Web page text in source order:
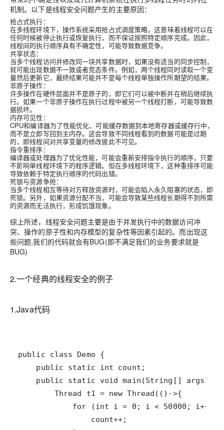
机制。以下是线程安全问题产生的主要原因：
抢占式执行：
在多线程环境下，操作系统采用抢占式调度策略，这意味着线程可以在
任何时候被停止执行或恢复执行，而不保证按照特定顺序完成。因此，
线程间的执行顺序具有不确定性，可能导致数据竞争。
共享状态：
当多个线程访问并修改同一块共享数据时，如果没有适当的同步控制，
就可能出现数据不一致或者竞态条件。例如，两个线程同时读取一个变
量然后更新它，最终结果可能并不是每个线程单独操作所期望的结果。
非原子操作：
许多操作在硬件层面并不是原子的，即它们可以被中断并在稍后继续执
行。如果一个非原子操作在执行过程中被另一个线程打断，可能导致数
据损坏。
内存可见性 ：
CPU和编译器为了性能优化，可能缓存数据到本地寄存器或缓存行中，
而不是立即写回到主内存。这会导致不同线程看到的数据可能是过期
的，即线程间对共享变量的修改彼此不可见。
指令重排序：
编译器或处理器为了优化性能，可能会重新安排指令执行的顺序，只要
不影响单线程环境下的程序逻辑。但在多线程环境下，这种重排序可能
导致依赖于特定执行顺序的代码出错。
死锁与资源争抢：
当多个线程相互等待对方释放资源时，可能会陷入永久阻塞的状态，即
死锁。另外，如果资源分配不当，可能会导致某些线程长期得不到所需
的资源而无法执行，形成饥饿现象。
综上所述，线程安全问题主要是由于并发执行中的数据访问冲
突、操作的原子性和内存模型的复杂性等因素引起的。而出现这
些问题,我们的代码就会有BUG(即不满足我们的业务要求就是
BUG)
2.一个经典的线程安全的例子
1.Java代码